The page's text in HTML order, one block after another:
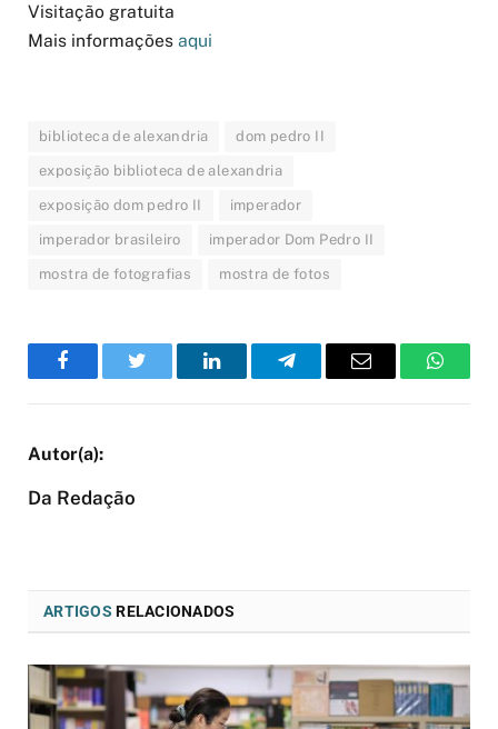
Visitação gratuita
Mais informações aqui
biblioteca de alexandria dom pedro II
exposição biblioteca de alexandria
exposição dom pedro II imperador
imperador brasileiro imperador Dom Pedro II
mostra de fotografias mostra de fotos
FacebookTwitter LinkedInTelegramEmail
Da Redação
ARTIGOS RELACIONADOS